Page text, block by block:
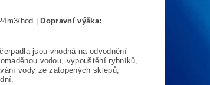
hod |
Dopravní výška:
jsou vhodná na odvodnění
vodou, vypouštění rybníků,
vody ze zatopených sklepů,